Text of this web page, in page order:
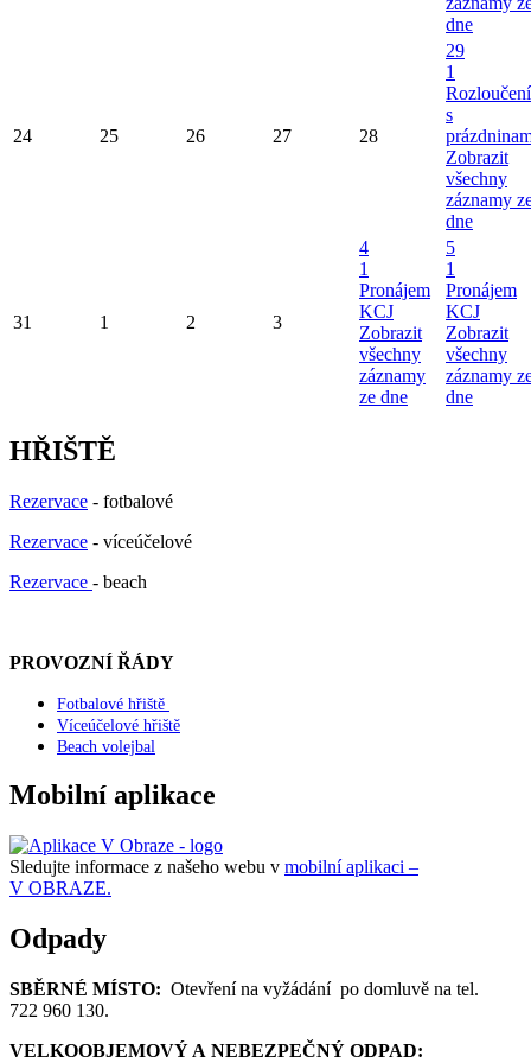
dne
24 25 26 27 28
29
1
Rozloučení
s
Zobrazit
všechny
záznamy
dne
31 1 2 3
4
1
Pronájem
KCJ
Zobrazit
všechny
záznamy
ze dne
5
1
Pronájem
KCJ
Zobrazit
všechny
záznamy
dne
HŘIŠTĚ
Rezervace - fotbalové
Rezervace - víceúčelové
Rezervace - beach
PROVOZNÍ ŘÁDY
Fotbalové hřiště
Víceúčelové hřiště
Beach volejbal
Mobilní aplikace
Sledujte informace z našeho webu v mobilní aplikaci –
V OBRAZE.
Odpady
SBĚRNÉ MÍSTO: Otevření na vyžádání po domluvě na tel.
722 960 130.
VELKOOBJEMOVÝ A NEBEZPEČNÝ ODPAD: